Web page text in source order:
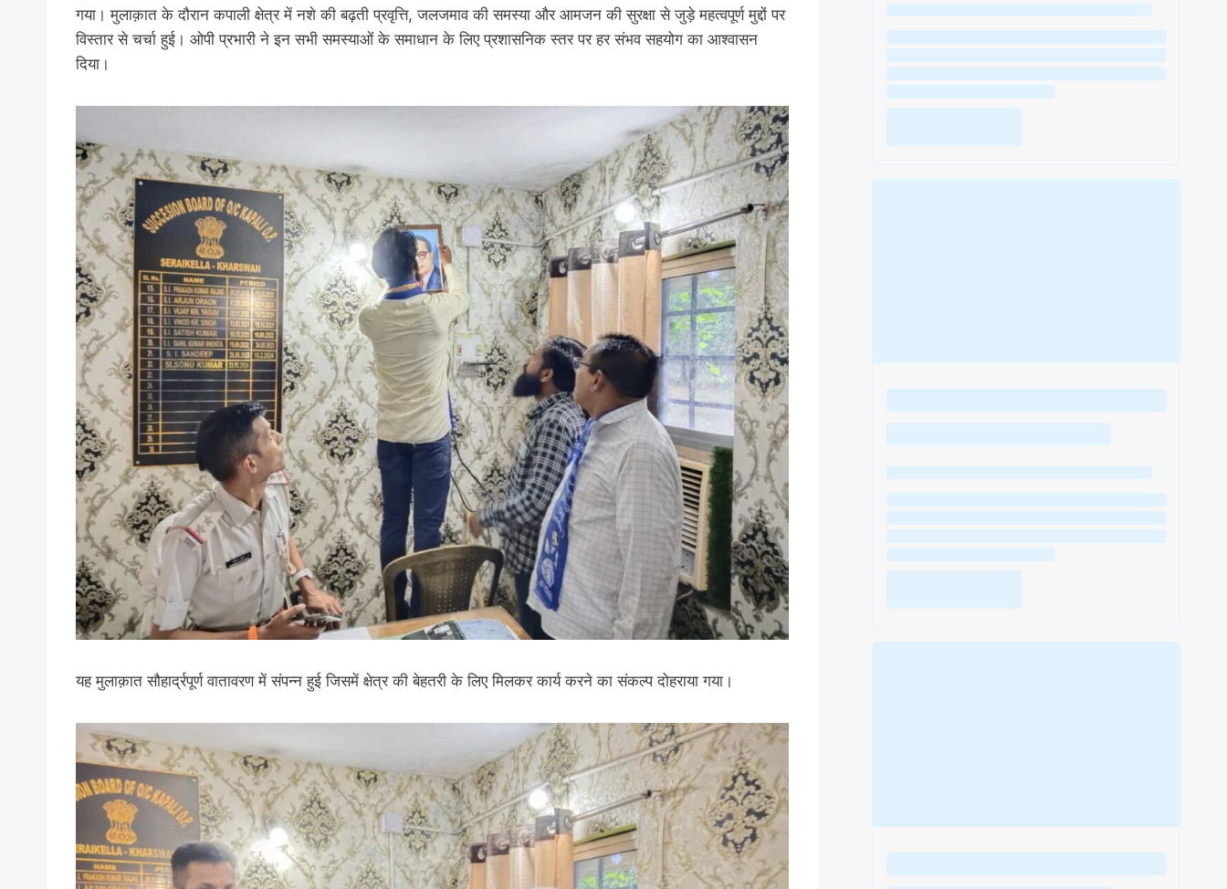
गया। मुलाक़ात के दौरान कपाली क्षेत्र में नशे की बढ़ती प्रवृत्ति, जलजमाव की समस्या और आमजन की सुरक्षा से जुड़े महत्वपूर्ण मुद्दों पर
विस्तार से चर्चा हुई। ओपी प्रभारी ने इन सभी समस्याओं के समाधान के लिए प्रशासनिक स्तर पर हर संभव सहयोग का आश्वासन
दिया।
यह मुलाक़ात सौहार्द्रपूर्ण वातावरण में संपन्न हुई जिसमें क्षेत्र की बेहतरी के लिए मिलकर कार्य करने का संकल्प दोहराया गया।